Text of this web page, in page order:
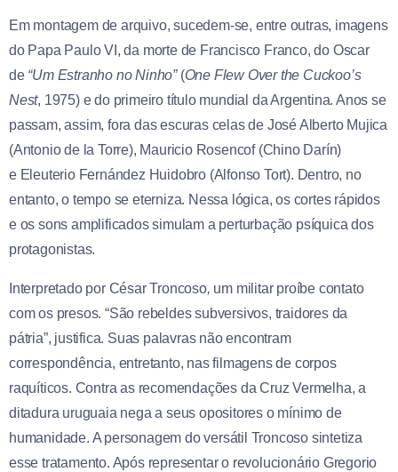
Em montagem de arquivo, sucedem-se, entre outras, imagens
do Papa Paulo VI, da morte de Francisco Franco, do Oscar
de “Um Estranho no Ninho”(One Flew Over the Cuckoo’s
Nest, 1975) e do primeiro título mundial da Argentina. Anos se
passam, assim, fora das escuras celas de José Alberto Mujica
(Antonio de la Torre), Mauricio Rosencof (Chino Darín)
e Eleuterio Fernández Huidobro (Alfonso Tort). Dentro, no
entanto, o tempo se eterniza. Nessa lógica, os cortes rápidos
e os sons amplificados simulam a perturbação psíquica dos
protagonistas.
Interpretado por César Troncoso, um militar proíbe contato
com os presos. “São rebeldes subversivos, traidores da
pátria”, justifica. Suas palavras não encontram
correspondência, entretanto, nas filmagens de corpos
raquíticos. Contra as recomendações da Cruz Vermelha, a
ditadura uruguaia nega a seus opositores o mínimo de
humanidade. A personagem do versátil Troncoso sintetiza
esse tratamento. Após representar o revolucionário Gregorio